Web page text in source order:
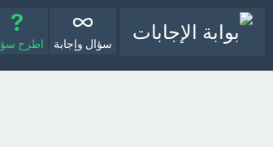
سؤال وإجابة اطرح